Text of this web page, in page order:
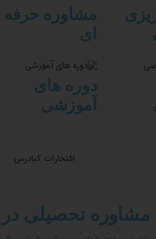
مشاوره حرفه
ای
دوره های
آموزشی
تحصیلی